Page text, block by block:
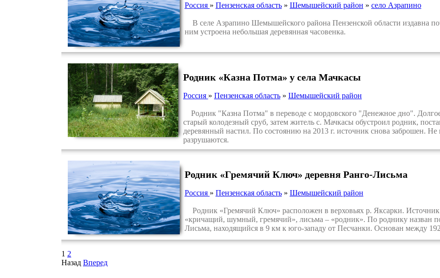
Россия » Пензенская область» Шемышейский район » село Азрапино
В селе Азрапино Шемышейского района Пензенской области издавна
ним устроена небольшая деревянная часовенка.
Родник «Казна Потма» у села Мачкасы
Россия » Пензенская область» Шемышейский район
Родник "Казна Потма" в переводе с мордовского "Денежное дно".
старый колодезный сруб, затем житель с. Мачкасы обустроил родник,
деревянный настил. По состоянию на 2013 г. источник снова заброшен. Не
разрушаются.
Родник «Гремячий Ключ» деревня Ранго-Лисьма
Россия » Пензенская область» Шемышейский район
Родник «Гремячий Ключ» расположен в верховьях р. Яксарки. Источник
«кричащий, шумный, гремячий», лисьма – «родник». По роднику назван
Лисьма, находящийся в 9 км к юго-западу от Песчанки. Основан между
1 2
Назад Вперед